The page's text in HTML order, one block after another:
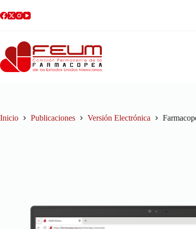
Inicio Publicaciones Versión Electrónica